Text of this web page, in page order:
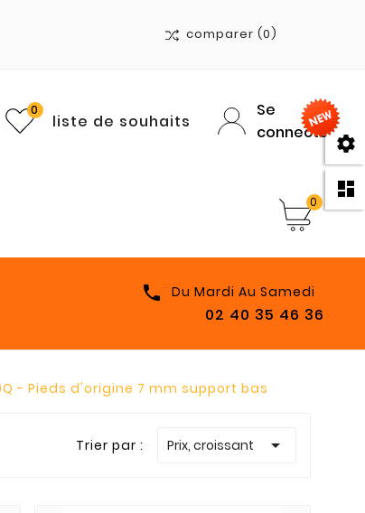


comparer (0)
liste de souhaits
0
Se
connecter
0
 Du Mardi Au Samedi
02 40 35 46 36
- Pieds d'origine 7 mm support bas
Trier par : Prix, croissant 